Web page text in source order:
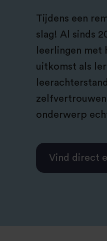
Tijdens een
slag! Al sinds
leerlingen met
uitkomst als
onderwerp
Vind direct